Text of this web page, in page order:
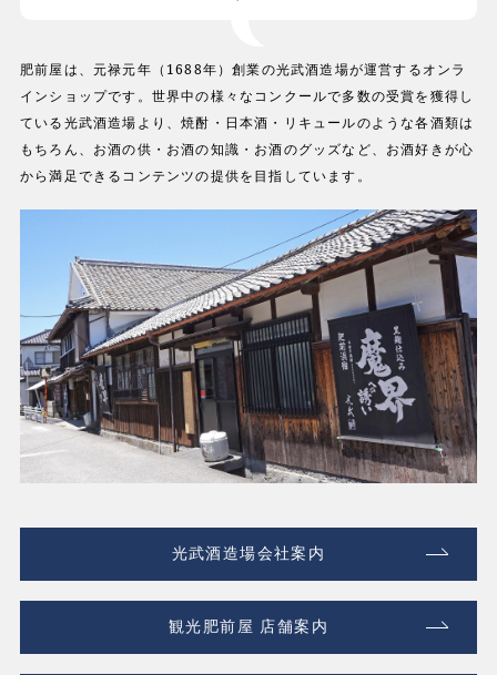
肥前屋は、元禄元年（1688年）創業の光武酒造場が運営するオンラ
インショップです。世界中の様々なコンクールで多数の受賞を獲得し
ている光武酒造場より、焼酎・日本酒・リキュールのような各酒類は
もちろん、お酒の供・お酒の知識・お酒のグッズなど、お酒好きが心
から満足できるコンテンツの提供を目指しています。
光武酒造場会社案内
観光肥前屋 店舗案内